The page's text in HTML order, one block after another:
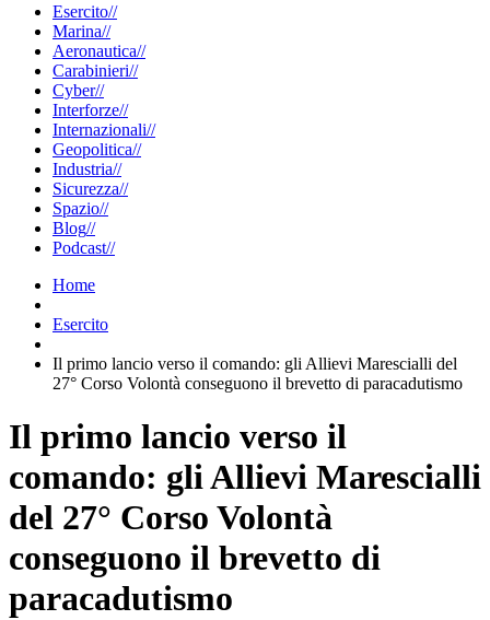
Esercito//
Marina//
Aeronautica//
Carabinieri//
Cyber//
Interforze//
Internazionali//
Geopolitica//
Industria//
Sicurezza//
Spazio//
Blog//
Podcast//
Home
Esercito
Il primo lancio verso il comando: gli Allievi Marescialli del
27° Corso Volontà conseguono il brevetto di paracadutismo
Il primo lancio verso il
comando: gli Allievi Marescialli
del 27° Corso Volontà
conseguono il brevetto di
paracadutismo